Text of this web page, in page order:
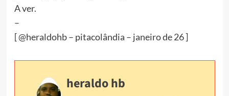
A ver.
–
[ @heraldohb – pitacolândia – janeiro de 26 ]
heraldo hb